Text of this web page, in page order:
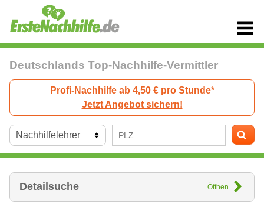
Deutschlands Top-Nachhilfe-Vermittler
Profi-Nachhilfe ab 4,50 € pro Stunde*
Jetzt Angebot sichern!
Detailsuche Öffnen